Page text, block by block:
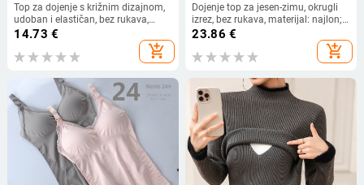
Top za dojenje s križnim dizajnom,
udoban i elastičan, bez rukava,
ultratanki viskozni materijal
14.73 €
add_shopping_cart
Dojenje top za jesen-zimu, okrugli
izrez, bez rukava, materijal: najlon;
glavni materijal: laneno vlakno
23.86 €
add_shopping_cart